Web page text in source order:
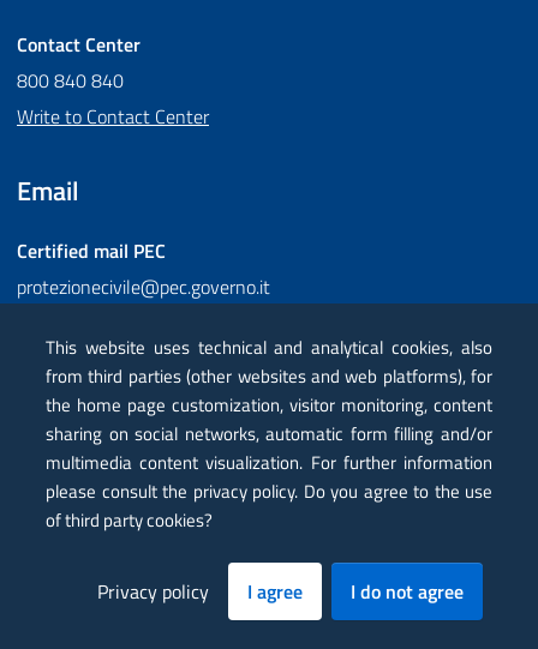
Contact Center
800 840 840
Write to Contact Center
Email
Certified mail PEC
protezionecivile@pec.governo.it
Follow us
FacebookInstagramTwitterYouTubeFlickr
Sezione Link Utili
RSS
Online services
This website uses technical and analytical cookies, also
from third parties (other websites and web platforms), for
the home page customization, visitor monitoring, content
sharing on social networks, automatic form filling and/or
multimedia content visualization. For further information
please consult the privacy policy. Do you agree to the use
of third party cookies?
Privacy policy I agree I do not agree